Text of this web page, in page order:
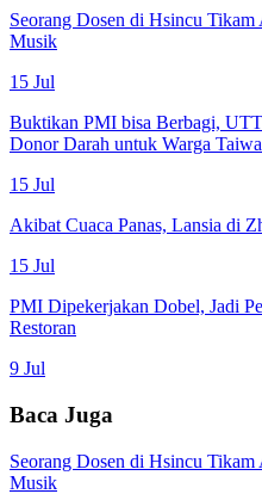
Seorang Dosen di Hsincu
Musik
15 Jul
Buktikan PMI bisa Berbagi,
Donor Darah untuk Warga
15 Jul
Akibat Cuaca Panas, Lansia di
15 Jul
PMI Dipekerjakan Dobel, Jadi
Restoran
9 Jul
Baca Juga
Seorang Dosen di Hsincu
Musik